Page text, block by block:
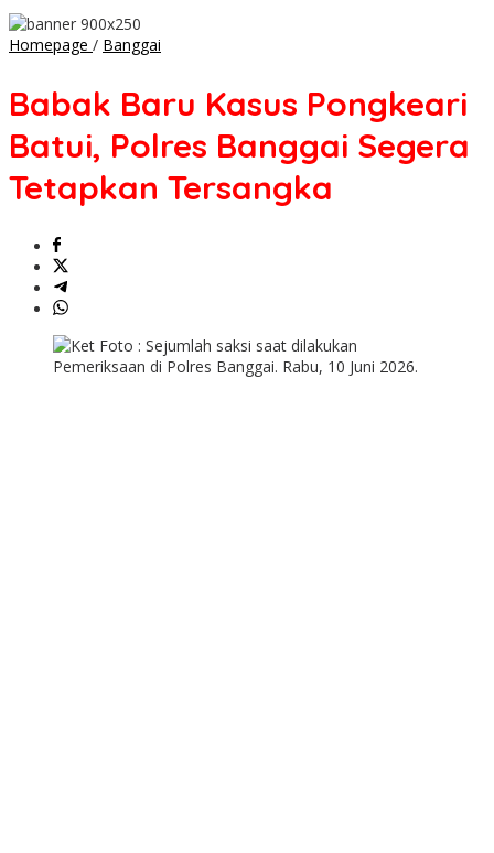
Homepage / Banggai
Pongkeari
Polres
Segera
Babak Baru Kasus Pongkeari
Batui, Polres Banggai Segera
Tetapkan Tersangka